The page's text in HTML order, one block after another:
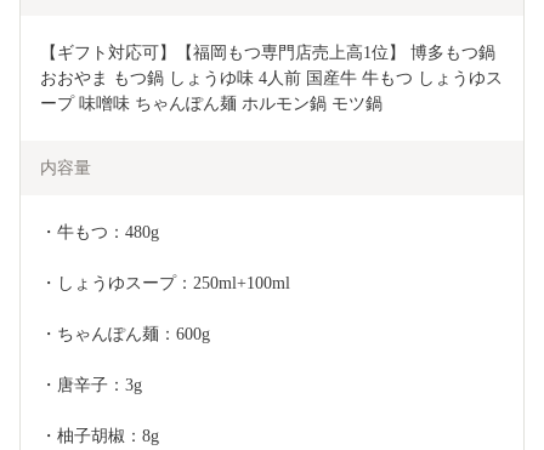
【ギフト対応可】【福岡もつ専門店売上高1位】 博多もつ鍋
おおやま もつ鍋 しょうゆ味 4人前 国産牛 牛もつ しょうゆス
ープ 味噌味 ちゃんぽん麺 ホルモン鍋 モツ鍋
内容量
・牛もつ：480g
・しょうゆスープ：250ml+100ml
・ちゃんぽん麺：600g
・唐辛子：3g